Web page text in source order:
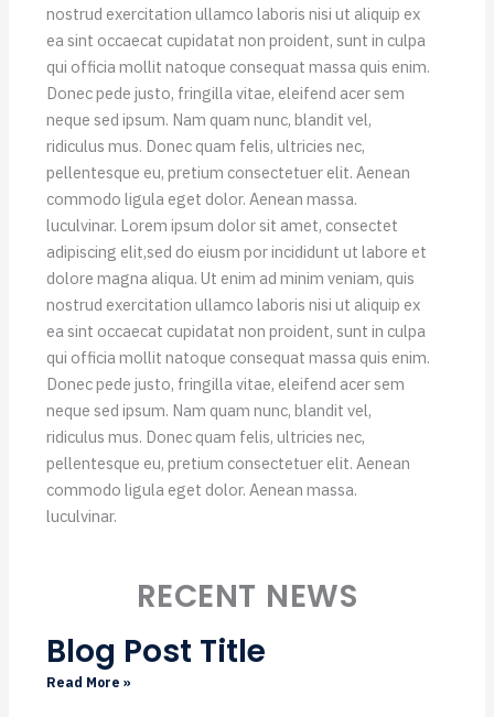
nostrud exercitation ullamco laboris nisi ut aliquip ex
ea sint occaecat cupidatat non proident, sunt in culpa
qui officia mollit natoque consequat massa quis enim.
Donec pede justo, fringilla vitae, eleifend acer sem
neque sed ipsum. Nam quam nunc, blandit vel,
ridiculus mus. Donec quam felis, ultricies nec,
pellentesque eu, pretium consectetuer elit. Aenean
commodo ligula eget dolor. Aenean massa.
luculvinar. Lorem ipsum dolor sit amet, consectet
adipiscing elit,sed do eiusm por incididunt ut labore et
dolore magna aliqua. Ut enim ad minim veniam, quis
nostrud exercitation ullamco laboris nisi ut aliquip ex
ea sint occaecat cupidatat non proident, sunt in culpa
qui officia mollit natoque consequat massa quis enim.
Donec pede justo, fringilla vitae, eleifend acer sem
neque sed ipsum. Nam quam nunc, blandit vel,
ridiculus mus. Donec quam felis, ultricies nec,
pellentesque eu, pretium consectetuer elit. Aenean
commodo ligula eget dolor. Aenean massa.
luculvinar.
RECENT NEWS
Blog Post Title
Read More »